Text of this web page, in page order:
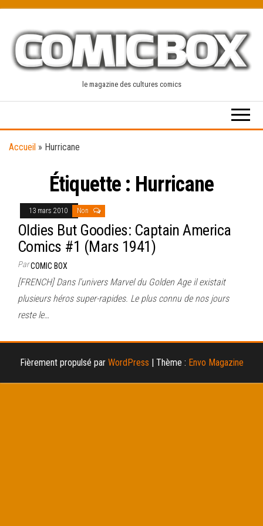
content
le magazine des cultures comics
Accueil » Hurricane
Étiquette : Hurricane
13 mars 2010 Non
Oldies But Goodies: Captain America
Comics #1 (Mars 1941)
ParCOMIC BOX
[FRENCH] Dans l’univers Marvel du Golden Age il existait
plusieurs héros super-rapides. Le plus connu de nos jours
reste le…
Fièrement propulsé par WordPress | Thème : Envo Magazine